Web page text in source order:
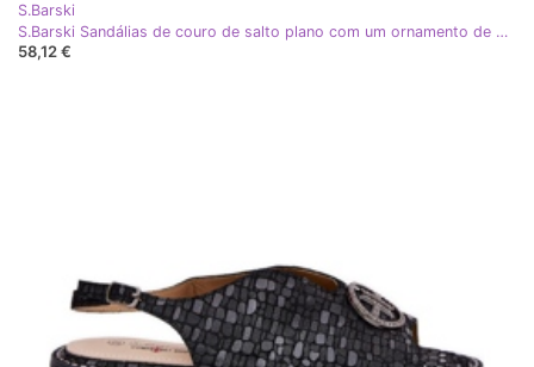
S.Barski
S.Barski Sandálias de couro de salto plano com um ornamento de S. Barski KV51-094 PLN dourado
58,12 €